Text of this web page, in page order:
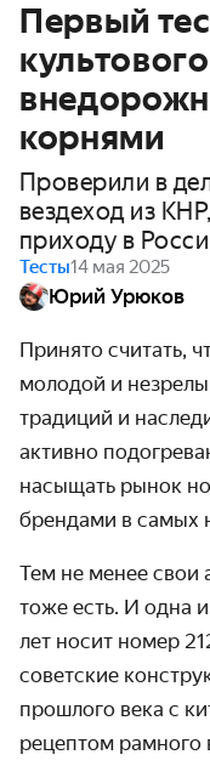
Первый
корнями
Проверили в
вездеход из
приходу в
Тесты14 мая 2025
Юрий Урюков
Принято считать,
молодой и
традиций и
активно
насыщать рынок
брендами в самых
Тем не менее
тоже есть. И одна
лет носит номер
советские
прошлого века с
рецептом